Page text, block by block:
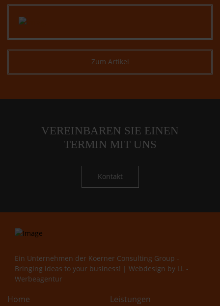
Zum Artikel
VEREINBAREN SIE EINEN
TERMIN MIT UNS
Kontakt
Ein Unternehmen der Koerner Consulting Group -
Bringing ideas to your business! | Webdesign by LL -
Werbeagentur
Home Leistungen